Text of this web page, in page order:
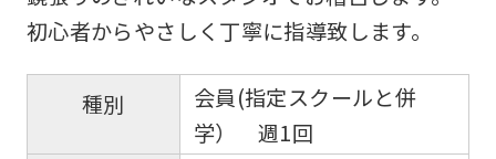
初心者からやさしく丁寧に指導致します。
種別
会員(指定スクールと併
学） 週1回